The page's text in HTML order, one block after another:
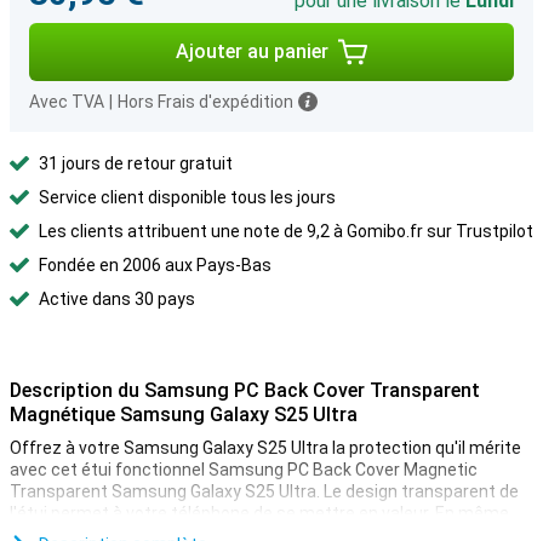
Ajouter au panier
Avec TVA Hors Frais d'expédition
31 jours de retour gratuit
Service client disponible tous les jours
Les clients attribuent une note de 9,2 à Gomibo.fr sur Trustpilot
Fondée en 2006 aux Pays-Bas
Active dans 30 pays
Description du Samsung PC Back Cover Transparent
Magnétique Samsung Galaxy S25 Ultra
Offrez à votre Samsung Galaxy S25 Ultra la protection qu'il mérite
avec cet étui fonctionnel Samsung PC Back Cover Magnetic
Transparent Samsung Galaxy S25 Ultra. Le design transparent de
l'étui permet à votre téléphone de se mettre en valeur. En même
temps, il protège votre appareil des rayures et des chocs, de sorte